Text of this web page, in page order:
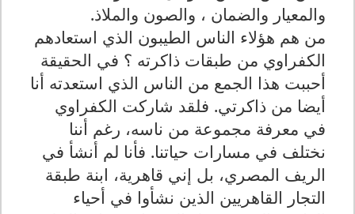
والمعيار والضمان ، والصون والملاذ.
من هم هؤلاء الناس الطيبون الذي استعادهم
الكفراوي من طبقات ذاكرته ؟ في الحقيقة
أحببت هذا الجمع من الناس الذي استعدته أنا
أيضا من ذاكرتي. فلقد شاركت الكفراوي
في معرفة مجموعة من ناسه، رغم أننا
نختلف في مسارات حياتنا. فأنا لم أنشأ في
الريف المصري، بل إني قاهرية، ابنة طبقة
التجار القاهريين الذين نشأوا في أحياء